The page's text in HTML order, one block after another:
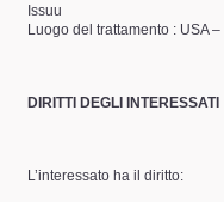
Issuu
Luogo del trattamento : USA –
DIRITTI DEGLI INTERESSATI
L’interessato ha il diritto: